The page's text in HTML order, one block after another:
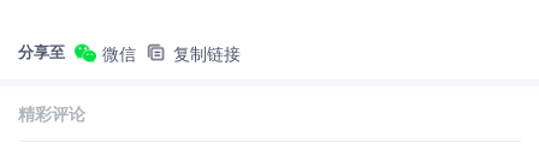
分享至 微信 复制链接
精彩评论